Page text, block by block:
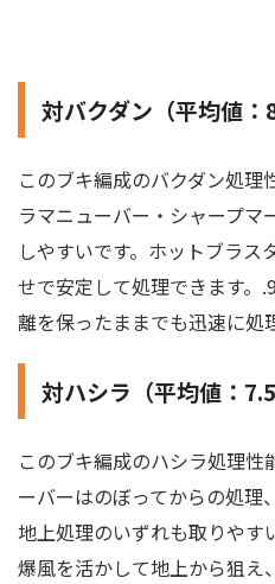
対バクダン（平均値：
このブキ編成のバクダン処理
ラマニューバー・シャープ
しやすいです。ホットブラス
せで安定して処理できます。
離を保ったままでも迅速に処
対ハシラ（平均値：
このブキ編成のハシラ処理性
ーバーはのぼってからの処理
地上処理のいずれも取りやす
爆風を活かして地上から狙え